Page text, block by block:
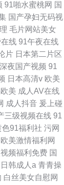
91啪水蜜桃网 国
国产孕妇无码视
毛片网站美女
线 91午夜在线
片 日本第二片区
深夜国产视频 91
日本高清v 欧美
美 成人AV在线
成人抖音 爰上碰
三级视频在线 91
色91福利社 污网
欧美激情福利网
频福利免费 国
日韩成人a 青青操
白丝美女自慰网